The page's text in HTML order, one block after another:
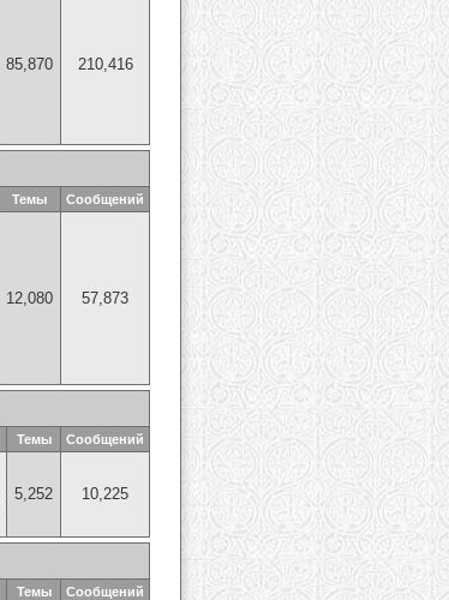
85,870 210,416
Темы Сообщений
12,080 57,873
Темы Сообщений
5,252 10,225
Темы Сообщений